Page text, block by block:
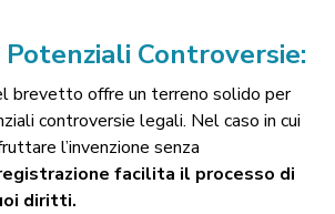
Potenziali Controversie:
brevetto offre un terreno solido per
controversie legali. Nel caso in cui
l’invenzione senza
facilita il processo di
diritti.